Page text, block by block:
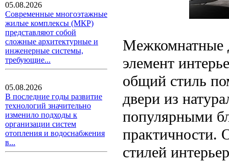
05.08.2026
Современные многоэтажные
жилые комплексы (МКР)
представляют собой
сложные архитектурные и
инженерные системы,
требующие...
05.08.2026
В последние годы развитие
технологий значительно
изменило подходы к
организации систем
отопления и водоснабжения
в...
Межкомнатные
элемент
общий стиль
двери из
популярными
практичности.
стилей